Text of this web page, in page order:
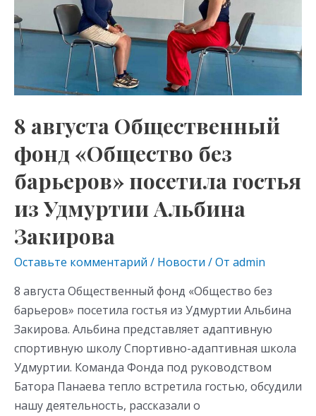
8 августа Общественный
фонд «Общество без
барьеров» посетила гостья
из Удмуртии Альбина
Закирова
Оставьте комментарий / Новости / От admin
8 августа Общественный фонд «Общество без
барьеров» посетила гостья из Удмуртии Альбина
Закирова. Альбина представляет адаптивную
спортивную школу Спортивно-адаптивная школа
Удмуртии. Команда Фонда под руководством
Батора Панаева тепло встретила гостью, обсудили
нашу деятельность, рассказали о
фонд
«Общество
без
барьеров»
посетила
из
Удмуртии
Альбина
Закирова